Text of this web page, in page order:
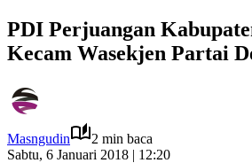
PDI Perjuangan
Kecam Wasekjen Partai
Masngudin
2 min baca
Sabtu, 6 Januari 2018 | 12:20